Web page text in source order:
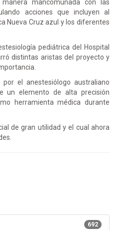
mancomunada con las
acciones que incluyen al
Nueva Cruz azul y los diferentes
pediátrica del Hospital
distintas aristas del proyecto y
el anestesiólogo australiano
un elemento de alta precisión
herramienta médica durante
de gran utilidad y el cual ahora
692